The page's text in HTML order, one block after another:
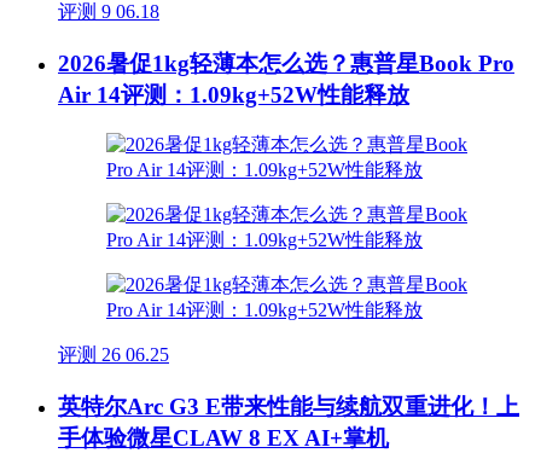
评测 9 06.18
2026暑促1kg轻薄本怎么选？惠普星Book Pro
Air 14评测：1.09kg+52W性能释放
评测 26 06.25
英特尔Arc G3 E带来性能与续航双重进化！上
手体验微星CLAW 8 EX AI+掌机